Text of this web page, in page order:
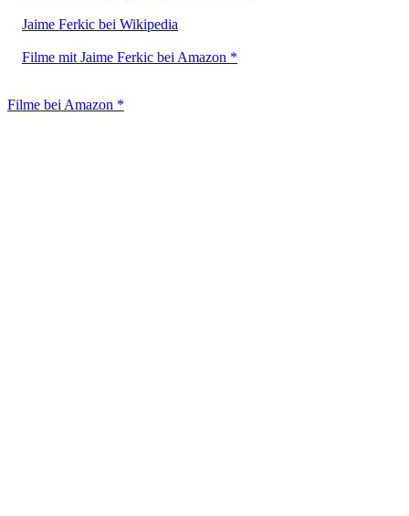
Jaime Ferkic bei Wikipedia
Filme mit Jaime Ferkic bei Amazon *
Filme bei Amazon *